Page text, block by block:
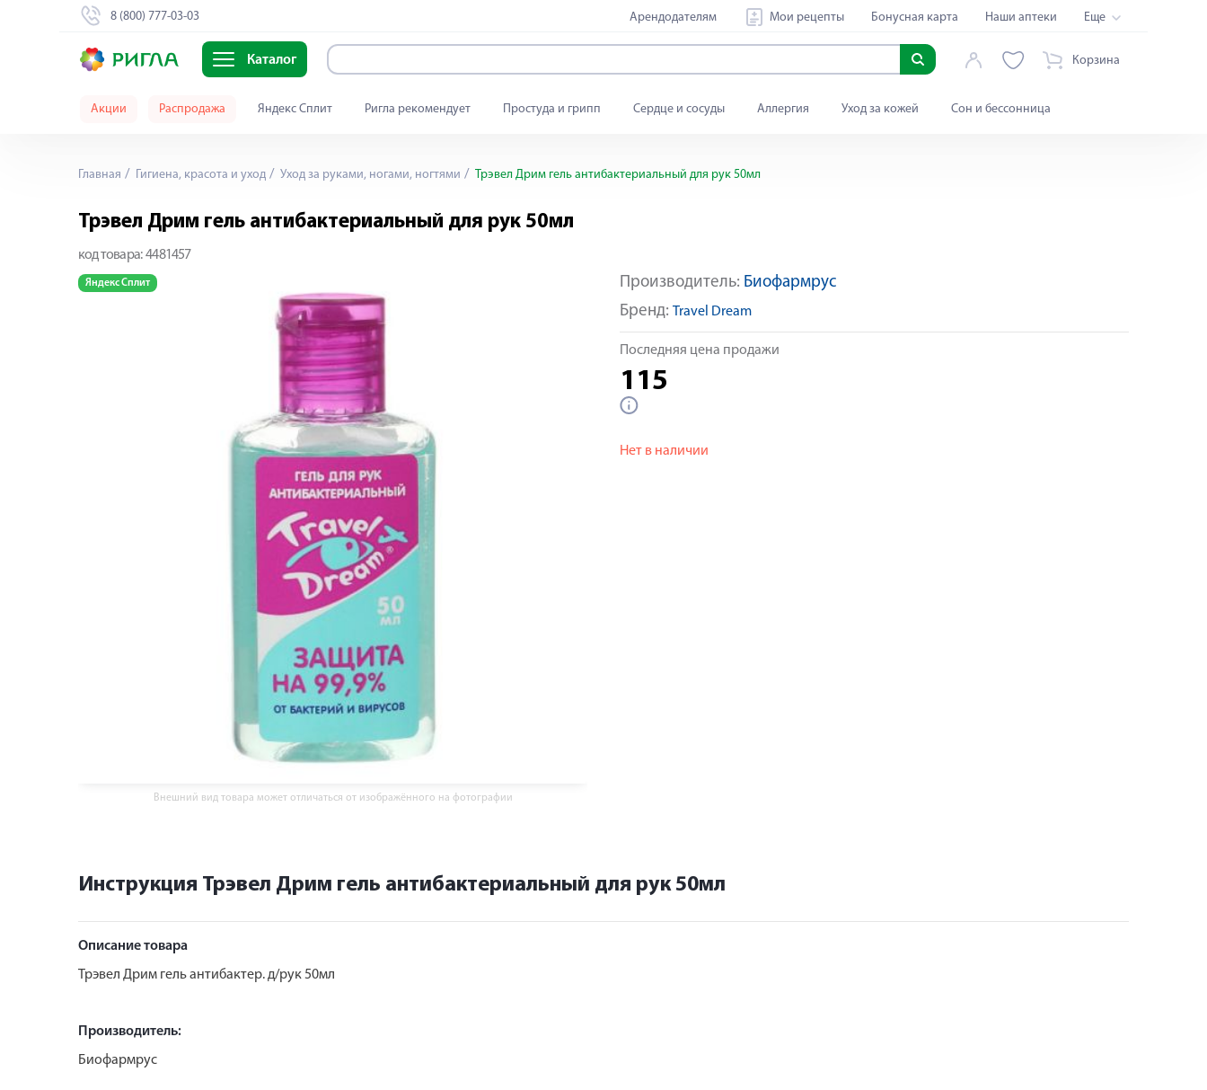
8 (800) 777-03-03 Арендодателям Мои рецепты Бонусная карта Наши аптеки Еще
Каталог Корзина
Акции Распродажа Яндекс Сплит Ригла рекомендует Простуда и грипп Сердце и сосуды Аллергия Уход за кожей Сон и бессонница
Главная Гигиена, красота и уход Уход за руками, ногами, ногтями Трэвел Дрим гель антибактериальный для рук 50мл
Трэвел Дрим гель антибактериальный для рук 50мл
код товара: 4481457
Яндекс Сплит
Внешний вид товара может отличаться от изображённого на фотографии
Производитель: Биофармрус
Бренд: Travel Dream
Последняя цена продажи
115
Нет в наличии
Инструкция Трэвел Дрим гель антибактериальный для рук 50мл
Описание товара
Трэвел Дрим гель антибактер. д/рук 50мл
Производитель:
Биофармрус